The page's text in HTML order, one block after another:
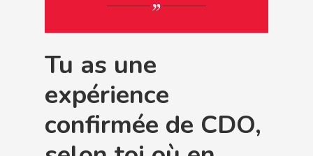
Tu as une
expérience
confirmée de CDO,